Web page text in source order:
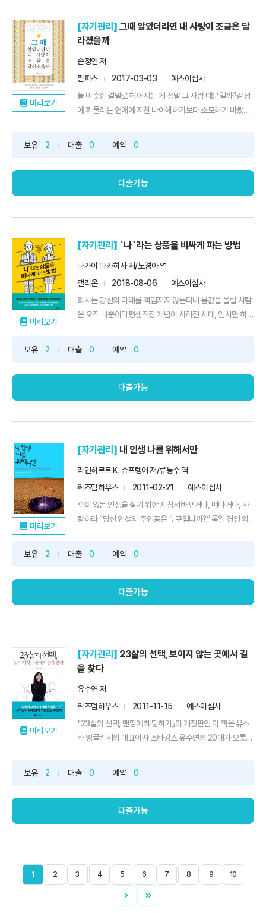
미리보기
[자기관리] 그때 알았더라면 내 사랑이 조금은 달
라졌을까
손정연 저
팜파스
2017-03-03
예스이십사
늘 비슷한 결말로 헤어지는 게 정말 그 사람 때문일까?감정
에 휘둘리는 연애에 지친 나이해하기보다 소모하기 바빴던
보유 2 대출 0 예약 0
대출가능
미리보기
[자기관리] `나`라는 상품을 비싸게 파는 방법
나가이 다카히사 저/노경아 역
갤리온
2018-08-06
예스이십사
회사는 당신의 미래를 책임지지 않는다내 몸값을 올릴 사람
은 오직 나뿐이다평생직장 개념이 사라진 시대, 입사만 하면
보유 2 대출 0 예약 0
대출가능
미리보기
[자기관리] 내 인생 나를 위해서만
라인하르트 K. 슈프렝어 저/류동수 역
위즈덤하우스
2011-02-21
예스이십사
후회 없는 인생을 살기 위한 지침서바꾸거나, 떠나거나, 사
랑하라 “당신 인생의 주인공은 누구입니까?” 독일 경영 의...
보유 2 대출 0 예약 0
대출가능
미리보기
[자기관리] 23살의 선택, 보이지 않는 곳에서 길
을 찾다
유수연 저
위즈덤하우스
2011-11-15
예스이십사
『23살의 선택, 맨땅에 헤딩하기』의 개정판인 이 책은 유스
타 잉글리시의 대표이자 스타강스 유수연의 20대가 오롯이
보유 2 대출 0 예약 0
대출가능
1 2 3 4 5 6 7 8 9 10